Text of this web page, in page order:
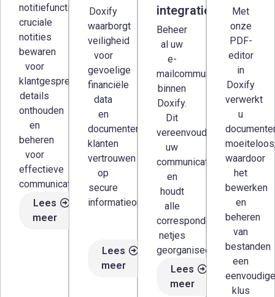
notitiefunctie
cruciale
notities
bewaren
voor
klantgesprekken,
details
onthouden
en
beheren
voor
effectieve
communicatie.
Lees
meer
Doxify
waarborgt
veiligheid
voor
gevoelige
financiële
data
en
documenten,
klanten
vertrouwen
op
secure
informatieopslag.
Lees
meer
integratie.
Beheer
al uw
e-
mailcommunicatie
binnen
Doxify.
Dit
vereenvoudigt
uw
communicatie
en
houdt
alle
correspondentie
netjes
georganiseerd.
Lees
meer
Met
onze
PDF-
editor
in
Doxify
verwerkt
u
waardoor
het
bewerken
en
beheren
van
bestanden
een
eenvoudige
klus